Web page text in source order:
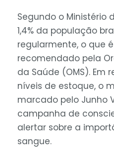
Segundo o Ministério
1,4% da população
regularmente, o que
recomendado pela
da Saúde (OMS). Em
níveis de estoque, o
marcado pelo Junho
campanha de
alertar sobre a
sangue.